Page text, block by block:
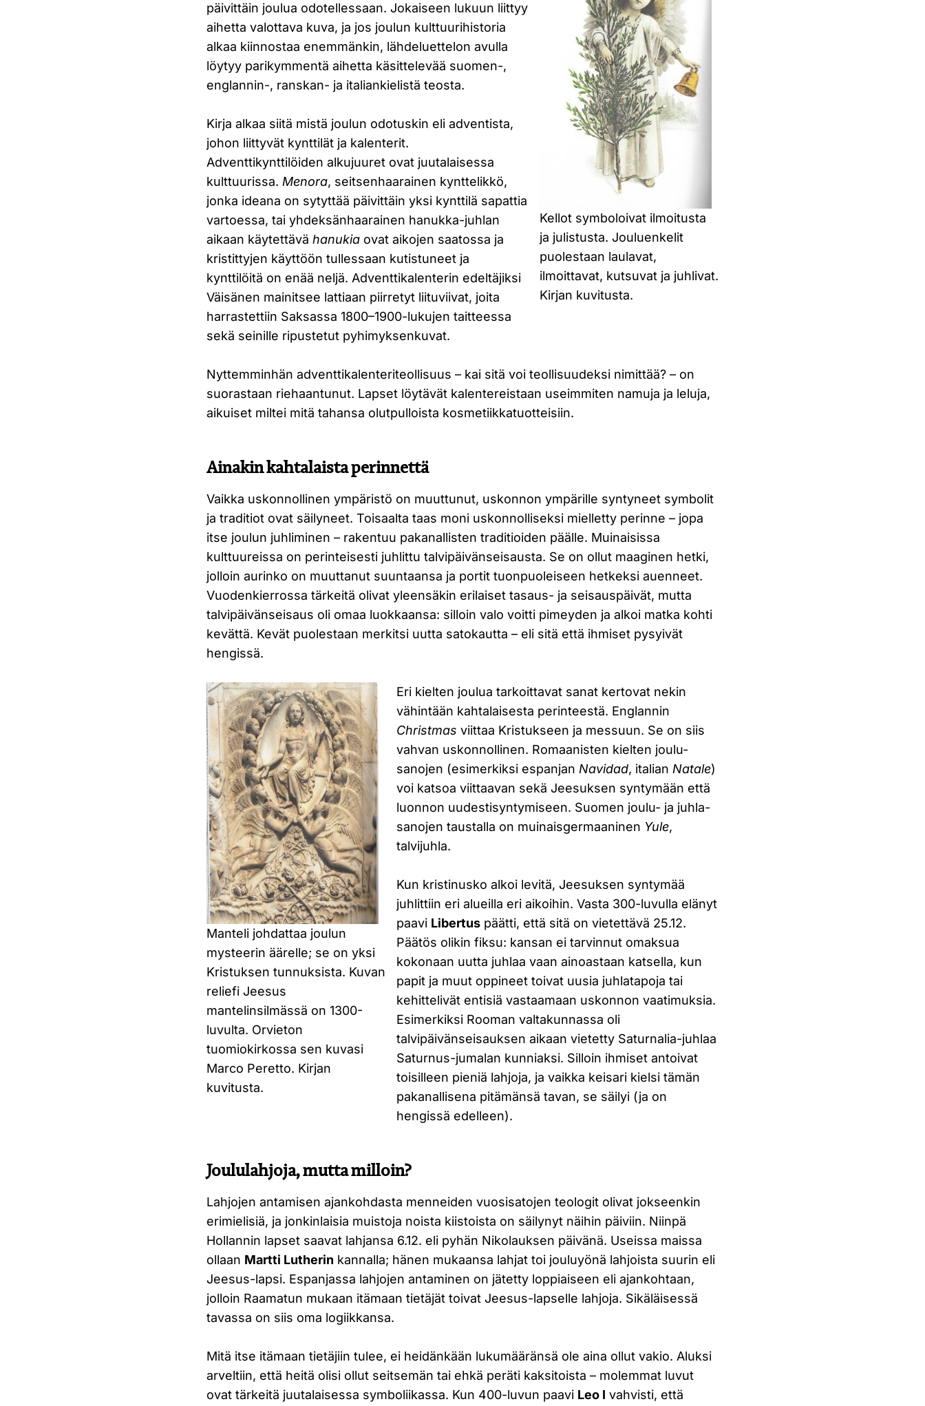
Kellot symboloivat ilmoitusta
ja julistusta. Jouluenkelit
puolestaan laulavat,
ilmoittavat, kutsuvat ja juhlivat.
Kirjan kuvitusta.
päivittäin joulua odotellessaan. Jokaiseen lukuun liittyy
aihetta valottava kuva, ja jos joulun kulttuurihistoria
alkaa kiinnostaa enemmänkin, lähdeluettelon avulla
löytyy parikymmentä aihetta käsittelevää suomen-,
englannin-, ranskan- ja italiankielistä teosta.
Kirja alkaa siitä mistä joulun odotuskin eli adventista,
johon liittyvät kynttilät ja kalenterit.
Adventtikynttilöiden alkujuuret ovat juutalaisessa
kulttuurissa. Menora, seitsenhaarainen kynttelikkö,
jonka ideana on sytyttää päivittäin yksi kynttilä sapattia
vartoessa, tai yhdeksänhaarainen hanukka-juhlan
aikaan käytettävähanukia ovat aikojen saatossa ja
kristittyjen käyttöön tullessaan kutistuneet ja
kynttilöitä on enää neljä. Adventtikalenterin edeltäjiksi
Väisänen mainitsee lattiaan piirretyt liituviivat, joita
harrastettiin Saksassa 1800–1900-lukujen taitteessa
sekä seinille ripustetut pyhimyksenkuvat.
Nyttemminhän adventtikalenteriteollisuus – kai sitä voi teollisuudeksi nimittää? – on
suorastaan riehaantunut. Lapset löytävät kalentereistaan useimmiten namuja ja leluja,
aikuiset miltei mitä tahansa olutpulloista kosmetiikkatuotteisiin.
Ainakin kahtalaista perinnettä
Vaikka uskonnollinen ympäristö on muuttunut, uskonnon ympärille syntyneet symbolit
ja traditiot ovat säilyneet. Toisaalta taas moni uskonnolliseksi mielletty perinne – jopa
itse joulun juhliminen – rakentuu pakanallisten traditioiden päälle. Muinaisissa
kulttuureissa on perinteisesti juhlittu talvipäivänseisausta. Se on ollut maaginen hetki,
jolloin aurinko on muuttanut suuntaansa ja portit tuonpuoleiseen hetkeksi auenneet.
Vuodenkierrossa tärkeitä olivat yleensäkin erilaiset tasaus- ja seisauspäivät, mutta
talvipäivänseisaus oli omaa luokkaansa: silloin valo voitti pimeyden ja alkoi matka kohti
kevättä. Kevät puolestaan merkitsi uutta satokautta – eli sitä että ihmiset pysyivät
hengissä.
Manteli johdattaa joulun
mysteerin äärelle; se on yksi
Kristuksen tunnuksista. Kuvan
reliefi Jeesus
mantelinsilmässä on 1300-
luvulta. Orvieton
tuomiokirkossa sen kuvasi
Marco Peretto. Kirjan
kuvitusta.
Eri kielten joulua tarkoittavat sanat kertovat nekin
vähintään kahtalaisesta perinteestä. Englannin
Christmas viittaa Kristukseen ja messuun. Se on siis
vahvan uskonnollinen. Romaanisten kielten joulu-
sanojen (esimerkiksi espanjan Navidad, italian Natale)
voi katsoa viittaavan sekä Jeesuksen syntymään että
luonnon uudestisyntymiseen. Suomen joulu- ja juhla-
sanojen taustalla on muinaisgermaaninen Yule,
talvijuhla.
Kun kristinusko alkoi levitä, Jeesuksen syntymää
juhlittiin eri alueilla eri aikoihin. Vasta 300-luvulla elänyt
paavi Libertus päätti, että sitä on vietettävä 25.12.
Päätös olikin fiksu: kansan ei tarvinnut omaksua
kokonaan uutta juhlaa vaan ainoastaan katsella, kun
papit ja muut oppineet toivat uusia juhlatapoja tai
kehittelivät entisiä vastaamaan uskonnon vaatimuksia.
Esimerkiksi Rooman valtakunnassa oli
talvipäivänseisauksen aikaan vietetty Saturnalia-juhlaa
Saturnus-jumalan kunniaksi. Silloin ihmiset antoivat
toisilleen pieniä lahjoja, ja vaikka keisari kielsi tämän
pakanallisena pitämänsä tavan, se säilyi (ja on
hengissä edelleen).
Joululahjoja, mutta milloin?
Lahjojen antamisen ajankohdasta menneiden vuosisatojen teologit olivat jokseenkin
erimielisiä, ja jonkinlaisia muistoja noista kiistoista on säilynyt näihin päiviin. Niinpä
Hollannin lapset saavat lahjansa 6.12. eli pyhän Nikolauksen päivänä. Useissa maissa
ollaan Martti Lutherin kannalla; hänen mukaansa lahjat toi jouluyönä lahjoista suurin eli
Jeesus-lapsi. Espanjassa lahjojen antaminen on jätetty loppiaiseen eli ajankohtaan,
jolloin Raamatun mukaan itämaan tietäjät toivat Jeesus-lapselle lahjoja. Sikäläisessä
tavassa on siis oma logiikkansa.
Mitä itse itämaan tietäjiin tulee, ei heidänkään lukumääränsä ole aina ollut vakio. Aluksi
arveltiin, että heitä olisi ollut seitsemän tai ehkä peräti kaksitoista – molemmat luvut
ovat tärkeitä juutalaisessa symboliikassa. Kun 400-luvun paavi Leo I vahvisti, että